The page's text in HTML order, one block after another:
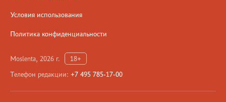
Условия использования
Политика конфиденциальности
Moslenta, 2026 г.
18+
Телефон редакции: +7 495 785-17-00